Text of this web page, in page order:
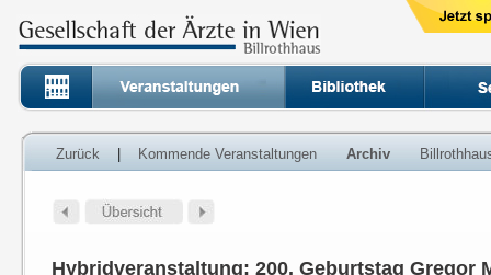
Zurück Kommende Veranstaltungen Archiv
Hybridveranstaltung: 200. Geburtstag Gregor